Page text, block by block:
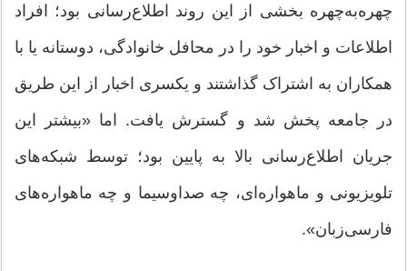
چهره‌به‌چهره بخشی از این روند اطلاع‌رسانی بود؛ افراد
اطلاعات و اخبار خود را در محافل خانوادگی، دوستانه یا با
همکاران به اشتراک گذاشتند و یکسری اخبار از این طریق
در جامعه پخش شد و گسترش یافت. اما «بیشتر این
جریان اطلاع‌رسانی بالا به پایین بود؛ توسط شبکه‌های
تلویزیونی و ماهواره‌ای، چه صداوسیما و چه ماهواره‌های
فارسی‌زبان».